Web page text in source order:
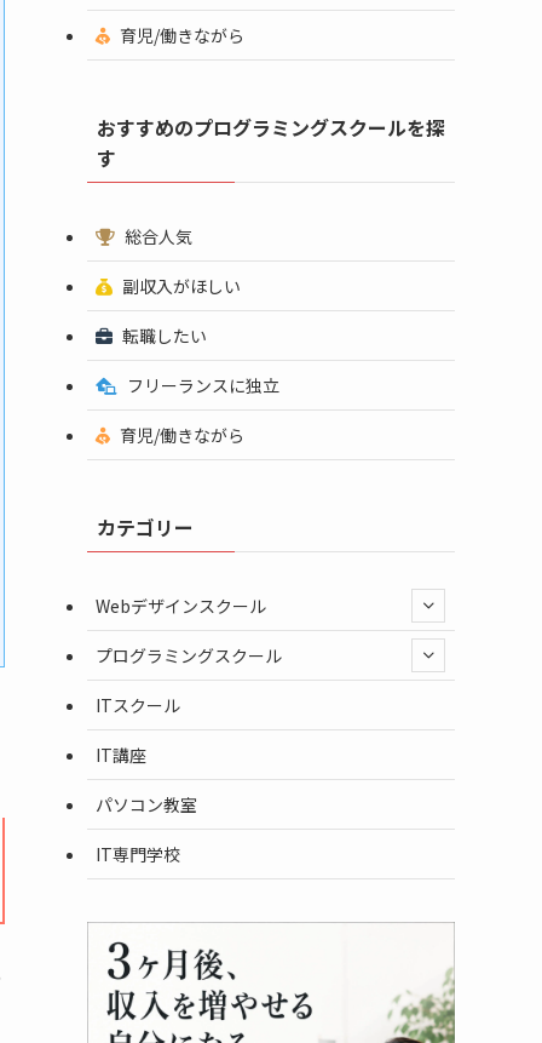
育児/働きながら
おすすめのプログラミングスクールを探
す
総合人気
副収入がほしい
転職したい
フリーランスに独立
育児/働きながら
カテゴリー
Webデザインスクール
プログラミングスクール
ITスクール
IT講座
パソコン教室
IT専門学校